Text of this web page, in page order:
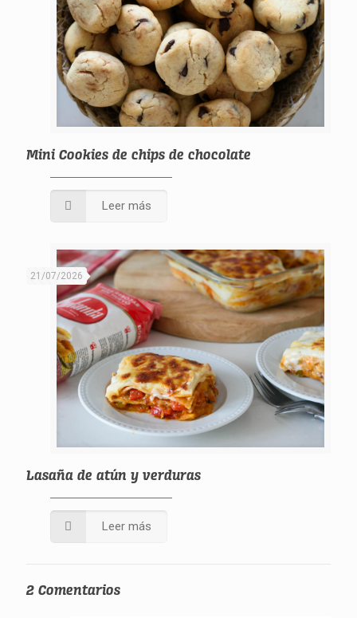
Mini Cookies de chips de chocolate
Leer más
21/07/2026
Lasaña de atún y verduras
Leer más
2 Comentarios